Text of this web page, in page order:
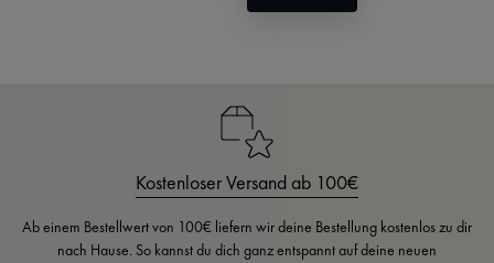
Kostenloser Versand ab 100€
Ab einem Bestellwert von 100€ liefern wir deine Bestellung kostenlos zu dir
nach Hause. So kannst du dich ganz entspannt auf deine neuen